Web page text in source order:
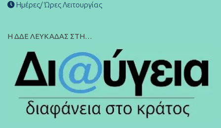
Ημέρες/ Ώρες Λειτουργίας
Η ΔΔΕ ΛΕΥΚΑΔΑΣ ΣΤΗ…